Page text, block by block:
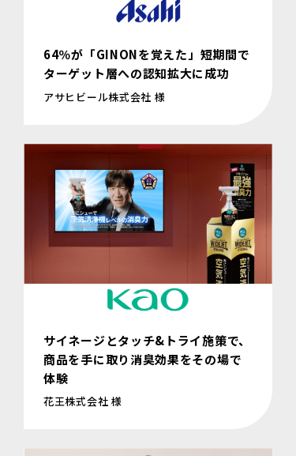
64％が「GINONを覚えた」短期間で
ターゲット層への認知拡大に成功
アサヒビール株式会社 様
サイネージとタッチ&トライ施策で、
商品を手に取り消臭効果をその場で
体験
花王株式会社 様